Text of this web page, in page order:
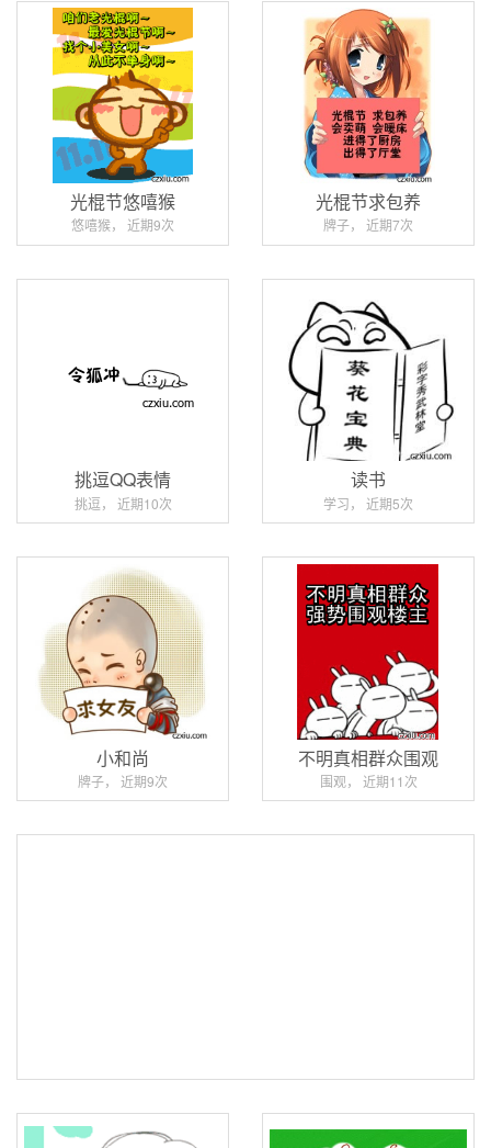
光棍节悠嘻猴
悠嘻猴， 近期9次
光棍节求包养
牌子， 近期7次
挑逗QQ表情
挑逗， 近期10次
读书
学习， 近期5次
小和尚
牌子， 近期9次
不明真相群众围观
围观， 近期11次